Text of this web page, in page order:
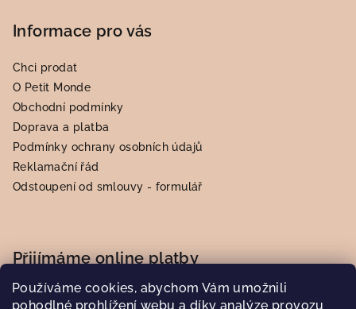
Používáme cookies, abychom Vám umožnili
pohodlné prohlížení webu a díky analýze provozu
Informace pro vás
Chci prodat
O Petit Monde
Obchodní podmínky
Doprava a platba
Podmínky ochrany osobních údajů
Reklamační řád
Odstoupení od smlouvy - formulář
Přijímáme online platby